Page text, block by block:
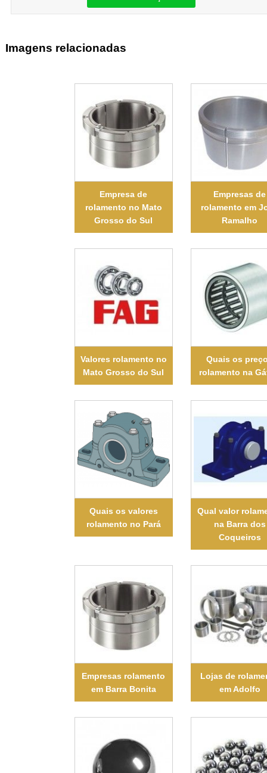
Imagens relacionadas
Empresa de
rolamento no Mato
Grosso do Sul
Empresas de
rolamento em
Ramalho
Valores rolamento no
Mato Grosso do Sul
Quais os
rolamento na
Quais os valores
rolamento no Pará
Qual valor
na Barra dos
Coqueiros
Empresas rolamento
em Barra Bonita
Lojas de
em Adolfo